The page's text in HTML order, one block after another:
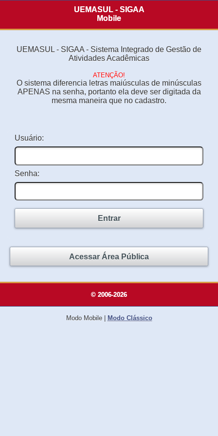
UEMASUL - SIGAA
Mobile
UEMASUL - SIGAA - Sistema Integrado de Gestão de
Atividades Acadêmicas
ATENÇÃO!
O sistema diferencia letras maiúsculas de minúsculas
APENAS na senha, portanto ela deve ser digitada da
mesma maneira que no cadastro.
Usuário:
Senha:
Entrar
Acessar Área Pública
© 2006-2026
Modo Mobile| Modo Clássico